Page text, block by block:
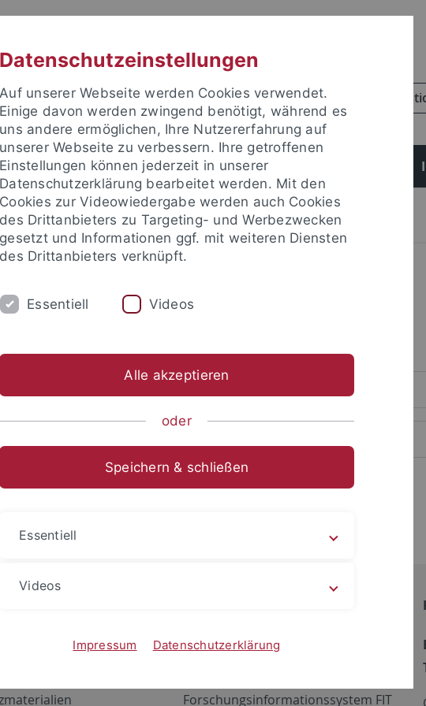
FORSCHUNG EINRICHTUNGEN
um sich anzumelden:
Netzwerk
ALMA
Forschungsinformationssystem FIT
Datenschutzeinstellungen
Auf unserer Webseite werden Cookies verwendet.
Einige davon werden zwingend benötigt, während es
uns andere ermöglichen, Ihre Nutzererfahrung auf
unserer Webseite zu verbessern. Ihre getroffenen
Einstellungen können jederzeit in unserer
Datenschutzerklärung bearbeitet werden. Mit den
Cookies zur Videowiedergabe werden auch Cookies
des Drittanbieters zu Targeting- und Werbezwecken
gesetzt und Informationen ggf. mit weiteren Diensten
des Drittanbieters verknüpft.
Essentiell Videos
Alle akzeptieren
oder
Speichern & schließen
Essentiell
Videos
Impressum Datenschutzerklärung